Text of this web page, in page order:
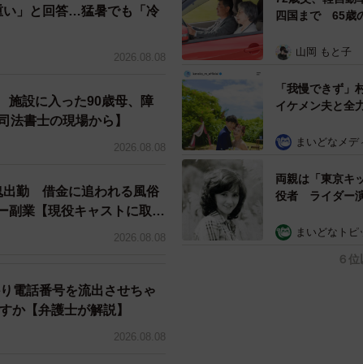
い」と回答…猛暑でも「冷
2026.08.08
施設に入った90歳母、障
書士の現場から】
2026.08.08
出勤 借金に追われる風俗
業【現役キャストに取
2026.08.08
電話番号を流出させちゃ
か【弁護士が解説】
2026.08.08
四国まで 65歳
憩まで分刻み…
山岡 もと子
「我慢できず」
イケメン夫と全
まいどなメデ
両親は「東京キ
役者 ライダー
ングフォト」計
まいどなトピ
６